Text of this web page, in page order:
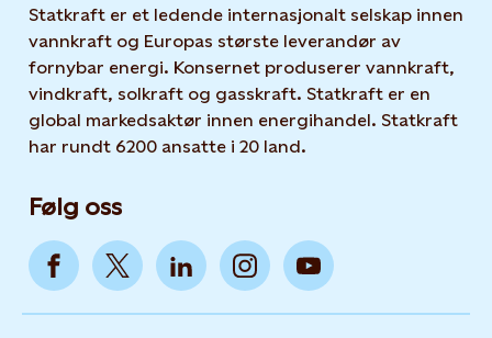
Statkraft er et ledende internasjonalt selskap innen
vannkraft og Europas største leverandør av
fornybar energi. Konsernet produserer vannkraft,
vindkraft, solkraft og gasskraft. Statkraft er en
global markedsaktør innen energihandel. Statkraft
har rundt 6200 ansatte i 20 land.
Følg oss